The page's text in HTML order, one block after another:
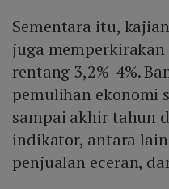
Sementara itu,
juga
rentang 3,2%-4%.
pemulihan ekonomi
sampai akhir tahun
indikator, antara
penjualan eceran,